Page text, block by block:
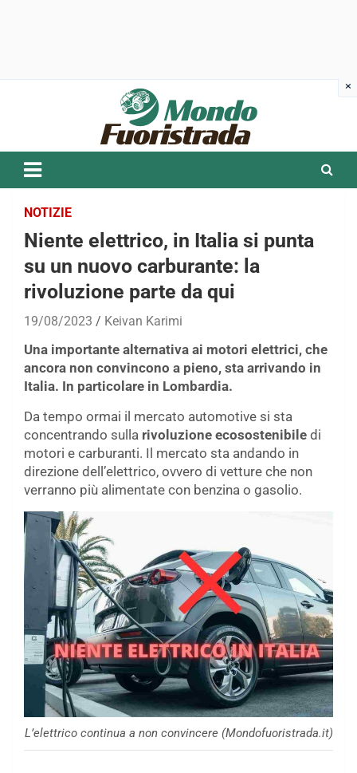
NOTIZIE
Niente elettrico, in Italia si punta
su un nuovo carburante: la
rivoluzione parte da qui
19/08/2023 Keivan Karimi
Una importante alternativa ai motori elettrici, che
ancora non convincono a pieno, sta arrivando in
Italia. In particolare in Lombardia.
Da tempo ormai il mercato automotive si sta
concentrando sulla rivoluzione ecosostenibile di
motori e carburanti. Il mercato sta andando in
direzione dell’elettrico, ovvero di vetture che non
verranno più alimentate con benzina o gasolio.
L’elettrico continua a non convincere (Mondofuoristrada.it)